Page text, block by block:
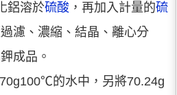
鋁溶於硫酸 ，再加入計量的硫
濾、濃縮、結晶、離心分
成品。
的水中，另將70.24g